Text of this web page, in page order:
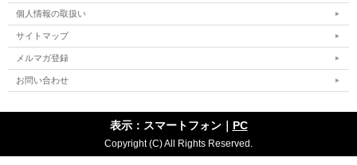
個人情報の取扱い
サイトマップ
メルマガ登録
お問い合わせ
表示：スマートフォン｜ PC
Copyright (C) All Rights Reserved.